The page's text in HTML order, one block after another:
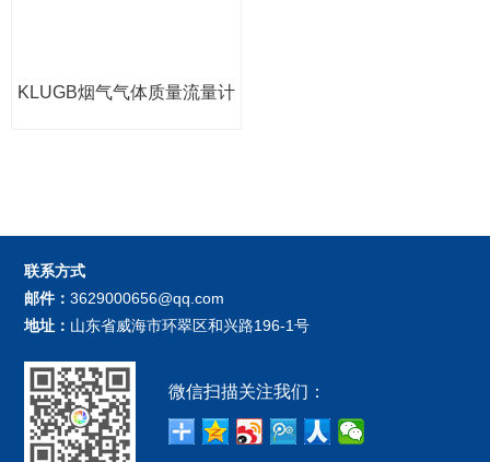
KLUGB烟气气体质量流量计
联系方式
邮件：3629000656@qq.com
地址： 山东省威海市环翠区和兴路196-1号
微信扫描关注我们：